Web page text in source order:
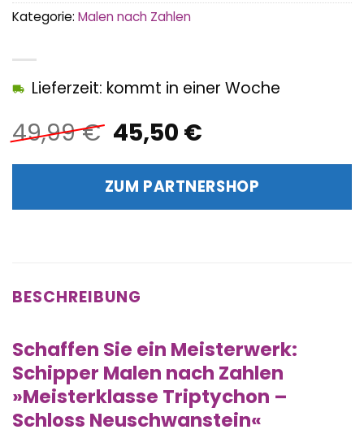
49,99€ Ursprünglicher
Preis
war:
49,99 €
45,50 €Aktueller
ist:
45,50 €.
Lieferzeit: kommt in einer Woche
ZUM PARTNERSHOP
Kategorie: Malen nach Zahlen
BESCHREIBUNG
Schaffen Sie ein Meisterwerk:
Schipper Malen nach Zahlen
»Meisterklasse Triptychon –
Schloss Neuschwanstein«